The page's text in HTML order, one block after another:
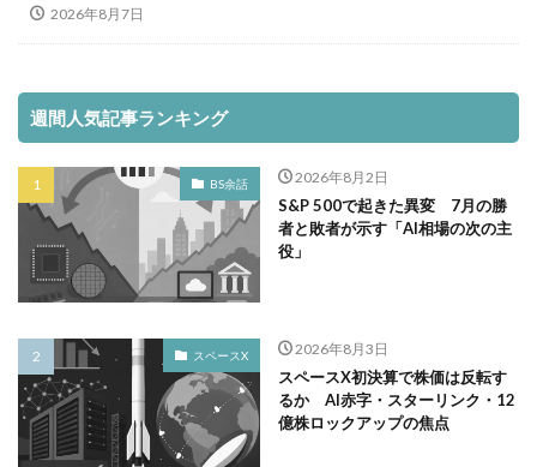
2026年8月7日
週間人気記事ランキング
BS余話 2026年8月2日
S&P 500で起きた異変 7月の勝
者と敗者が示す「AI相場の次の主
役」
スペースX 2026年8月3日
スペースX初決算で株価は反転す
るか AI赤字・スターリンク・12
億株ロックアップの焦点